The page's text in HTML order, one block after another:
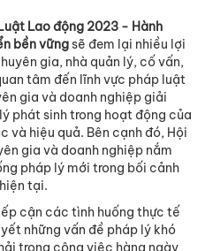
Lao động 2023 - Hành
bền vữngsẽ đem lại nhiều lợi
gia, nhà quản lý, cố vấn,
tâm đến lĩnh vực pháp luật
gia và doanh nghiệp giải
phát sinh trong hoạt động của
và hiệu quả. Bên cạnh đó, Hội
gia và doanh nghiệp nắm
pháp lý mới trong bối cảnh
tại.
cận các tình huống thực tế
những vấn đề pháp lý khó
trong công việc hàng ngày